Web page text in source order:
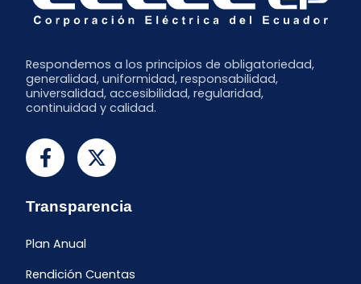
Respondemos a los principios de obligatoriedad,
generalidad, uniformidad, responsabilidad,
universalidad, accesibilidad, regularidad,
continuidad y calidad.
Transparencia
Plan Anual
Rendición Cuentas